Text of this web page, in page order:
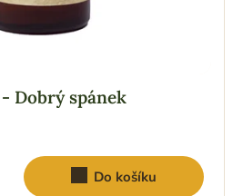
Dobrý spánek
Do košíku